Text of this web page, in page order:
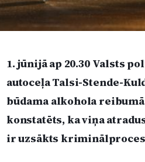
1. jūnijā ap 20.30 Valsts
autoceļa Talsi-Stende-
būdama alkohola
konstatēts, ka viņa
ir uzsākts